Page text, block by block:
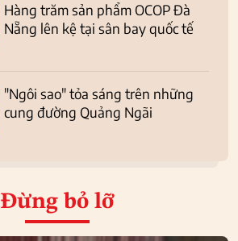
Hàng trăm sản phẩm OCOP Đà
Nẵng lên kệ tại sân bay quốc tế
"Ngôi sao" tỏa sáng trên những
cung đường Quảng Ngãi
Đừng bỏ lỡ